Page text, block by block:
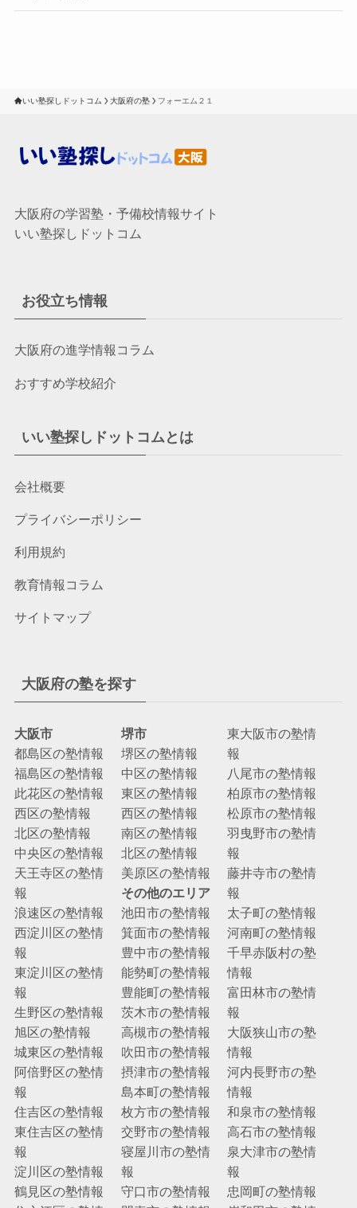
いい塾探しドットコム 大阪府の塾 フォーエム２１
大阪府の学習塾・予備校情報サイト
いい塾探しドットコム
お役立ち情報
大阪府の進学情報コラム
おすすめ学校紹介
いい塾探しドットコムとは
会社概要
プライバシーポリシー
利用規約
教育情報コラム
サイトマップ
大阪府の塾を探す
大阪市
都島区の塾情報
福島区の塾情報
此花区の塾情報
西区の塾情報
北区の塾情報
中央区の塾情報
天王寺区の塾情
報
浪速区の塾情報
西淀川区の塾情
報
東淀川区の塾情
報
生野区の塾情報
旭区の塾情報
城東区の塾情報
阿倍野区の塾情
報
住吉区の塾情報
東住吉区の塾情
報
淀川区の塾情報
鶴見区の塾情報
堺市
堺区の塾情報
中区の塾情報
東区の塾情報
西区の塾情報
南区の塾情報
北区の塾情報
美原区の塾情報
その他のエリア
池田市の塾情報
箕面市の塾情報
豊中市の塾情報
能勢町の塾情報
豊能町の塾情報
茨木市の塾情報
高槻市の塾情報
吹田市の塾情報
摂津市の塾情報
島本町の塾情報
枚方市の塾情報
交野市の塾情報
寝屋川市の塾情
報
守口市の塾情報
東大阪市の塾情
報
八尾市の塾情報
柏原市の塾情報
松原市の塾情報
羽曳野市の塾情
報
藤井寺市の塾情
報
太子町の塾情報
河南町の塾情報
千早赤阪村の塾
情報
富田林市の塾情
報
大阪狭山市の塾
情報
河内長野市の塾
情報
和泉市の塾情報
高石市の塾情報
泉大津市の塾情
報
忠岡町の塾情報